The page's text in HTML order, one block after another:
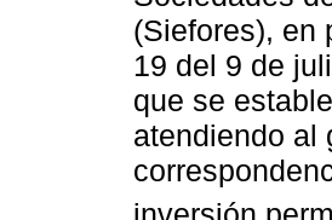
(Siefores), en
19 del 9 de
que se
atendiendo al